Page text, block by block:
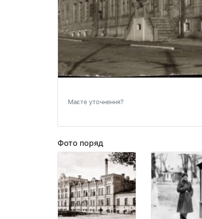
Маєте уточнення?
Фото поряд